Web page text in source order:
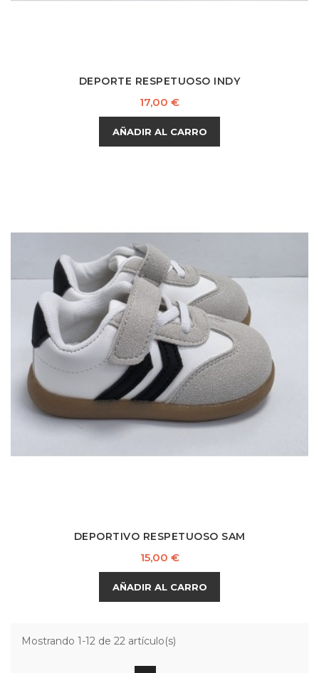
DEPORTE RESPETUOSO INDY
Precio
17,00 €
AÑADIR AL CARRO
DEPORTIVO RESPETUOSO SAM
Precio
15,00 €
AÑADIR AL CARRO
Mostrando 1-12 de 22 artículo(s)